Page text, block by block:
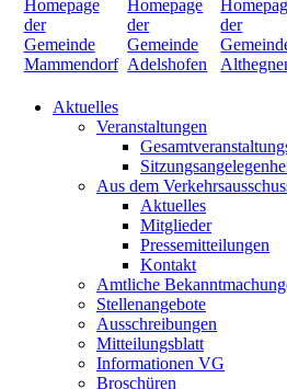
Aktuelles
Veranstaltungen
Aus dem
Aktuelles
Mitglieder
Pressemitteilungen
Kontakt
Amtliche
Stellenangebote
Ausschreibungen
Mitteilungsblatt
Informationen VG
Broschüren